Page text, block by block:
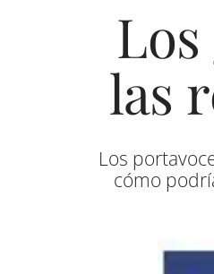
las
Los
cómo